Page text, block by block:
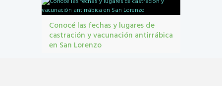
Conocé las fechas y lugares de
castración y vacunación antirrábica
en San Lorenzo